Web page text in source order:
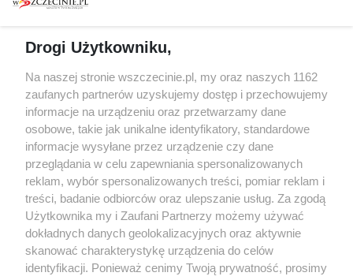
Spacery i oprowadzania
targi
Wernisaże
Więcej
Specjalny koncert z okazji
20. urodzin portalu
wSzczecinie.pl
Regulamin konkursów
śniadaniówka "Hej
Szczecin! Jest piątek!"
Partnerzy
Praca Szczecin
Drogi Użytkowniku,
Na naszej stronie wszczecinie.pl, my oraz naszych 1162
zaufanych partnerów uzyskujemy dostęp i przechowujemy
informacje na urządzeniu oraz przetwarzamy dane
osobowe, takie jak unikalne identyfikatory, standardowe
informacje wysyłane przez urządzenie czy dane
przeglądania w celu zapewniania spersonalizowanych
reklam, wybór spersonalizowanych treści, pomiar reklam i
treści, badanie odbiorców oraz ulepszanie usług. Za zgodą
Użytkownika my i Zaufani Partnerzy możemy używać
dokładnych danych geolokalizacyjnych oraz aktywnie
skanować charakterystykę urządzenia do celów
identyfikacji. Ponieważ cenimy Twoją prywatność, prosimy